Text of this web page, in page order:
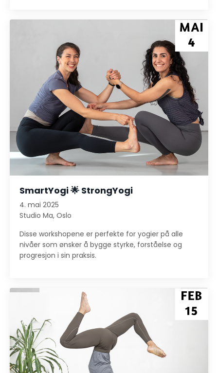
SmartYogi 🌟 StrongYogi
4. mai 2025
Studio Ma, Oslo
Disse workshopene er perfekte for yogier på alle
nivåer som ønsker å bygge styrke, forståelse og
progresjon i sin praksis.